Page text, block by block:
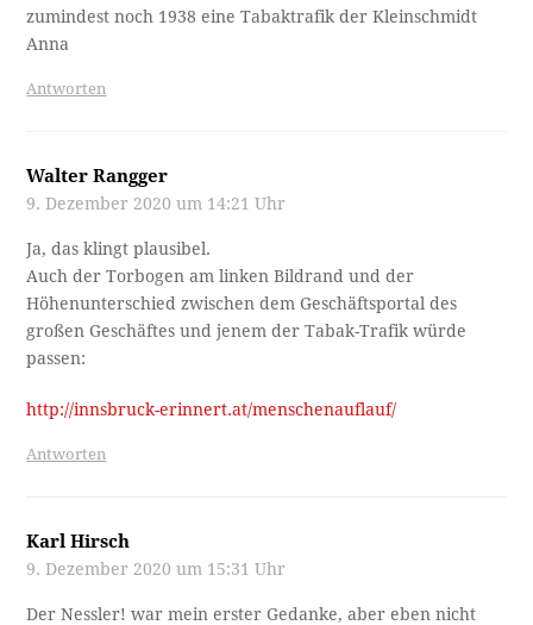
zumindest noch 1938 eine Tabaktrafik der Kleinschmidt
Anna
Antworten
Walter Rangger
9. Dezember 2020 um 14:21 Uhr
Ja, das klingt plausibel.
Auch der Torbogen am linken Bildrand und der
Höhenunterschied zwischen dem Geschäftsportal des
großen Geschäftes und jenem der Tabak-Trafik würde
passen:
http://innsbruck-erinnert.at/menschenauflauf/
Antworten
Karl Hirsch
9. Dezember 2020 um 15:31 Uhr
Der Nessler! war mein erster Gedanke, aber eben nicht